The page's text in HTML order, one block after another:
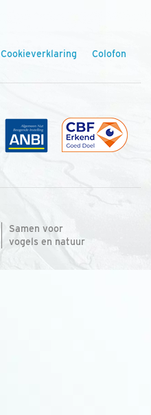
Cookieverklaring Colofon
Samen voor
vogels en natuur